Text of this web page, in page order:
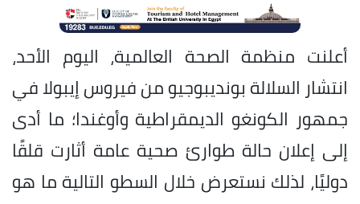
أعلنت منظمة الصحة العالمية، اليوم الأحد،
انتشار السلالة بونديبوجيو من فيروس إيبولا في
جمهور الكونغو الديمقراطية وأوغندا؛ ما أدى
إلى إعلان حالة طوارئ صحية عامة أثارت قلقًا
دوليًا، لذلك نستعرض خلال السطو التالية ما هو